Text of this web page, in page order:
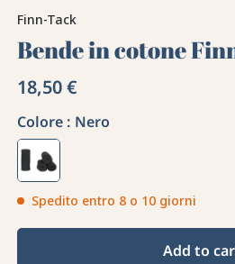
Finn-Tack
Bende in cotone
18,50 €
Colore : Nero
Spedito entro 8 o 10 giorni
Add to